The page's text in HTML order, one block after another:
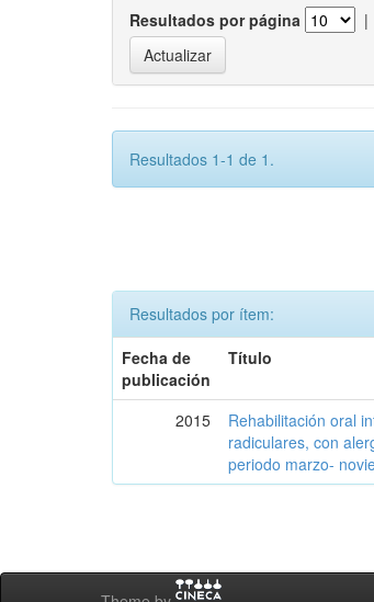
Resultados por página |
Resultados 1-1 de 1.
Resultados por ítem:
Fecha de
publicación
Título
2015
Rehabilitación oral
radiculares, con
periodo marzo-